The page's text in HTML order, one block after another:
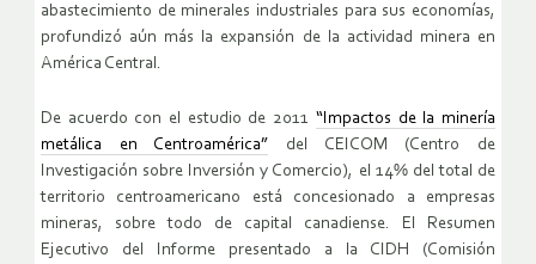
abastecimiento de minerales industriales para sus economías,
profundizó aún más la expansión de la actividad minera en
América Central.
De acuerdo con el estudio de 2011 “Impactos de la minería
metálica en Centroamérica” del CEICOM (Centro de
Investigación sobre Inversión y Comercio), el 14% del total de
territorio centroamericano está concesionado a empresas
mineras, sobre todo de capital canadiense. El Resumen
Ejecutivo del Informe presentado a la CIDH (Comisión